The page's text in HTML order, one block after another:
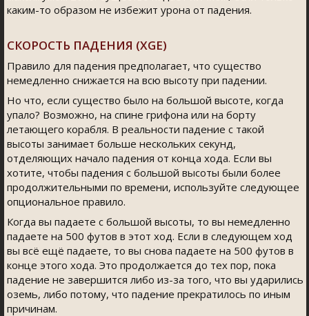
каким-то образом не избежит урона от падения.
СКОРОСТЬ ПАДЕНИЯ (XGE)
Правило для падения предполагает, что существо
немедленно снижается на всю высоту при падении.
Но что, если существо было на большой высоте, когда
упало? Возможно, на спине грифона или на борту
летающего корабля. В реальности падение с такой
высоты занимает больше нескольких секунд,
отделяющих начало падения от конца хода. Если вы
хотите, чтобы падения с большой высоты были более
продолжительными по времени, используйте следующее
опциональное правило.
Когда вы падаете с большой высоты, то вы немедленно
падаете на 500 футов в этот ход. Если в следующем ход
вы всё ещё падаете, то вы снова падаете на 500 футов в
конце этого хода. Это продолжается до тех пор, пока
падение не завершится либо из-за того, что вы ударились
оземь, либо потому, что падение прекратилось по иным
причинам.